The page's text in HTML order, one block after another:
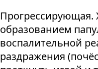
Прогрессирующая.
образованием
воспалительной
раздражения